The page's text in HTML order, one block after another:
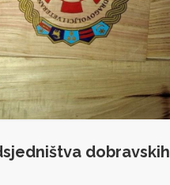
dobravskih